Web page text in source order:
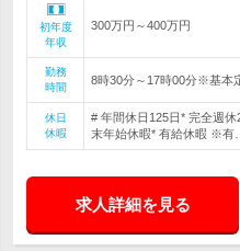
初年度
年収
300万円～400万円
勤務
時間
8時30分～17時00分※基本
休日
休暇
# 年間休日125日* 完全週
末年始休暇* 有給休暇 ※有…
求人詳細を見る